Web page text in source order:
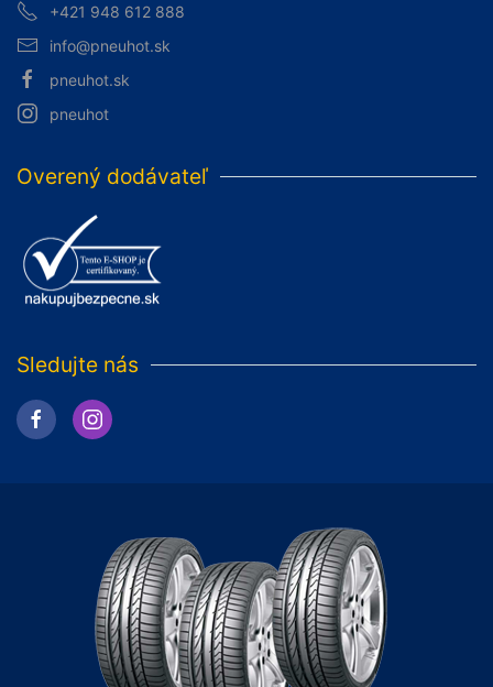
+421 948 612 888
info@pneuhot.sk
pneuhot.sk
pneuhot
Overený dodávateľ
Sledujte nás